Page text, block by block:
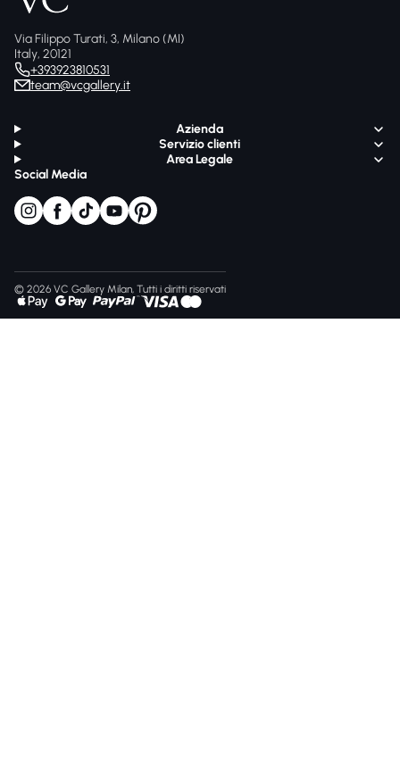
Via Filippo Turati, 3, Milano (MI)
Italy, 20121
+393923810531
team@vcgallery.it
Azienda
Servizio clienti
Area Legale
Social Media
© 2026 VC Gallery Milan, Tutti i diritti riservati